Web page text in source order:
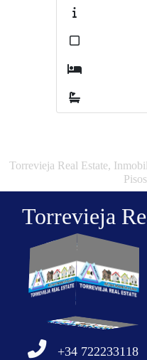
Torrevieja Real Estate,
Torrevieja
+34 722233118